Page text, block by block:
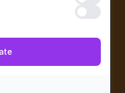
Kein
Privat